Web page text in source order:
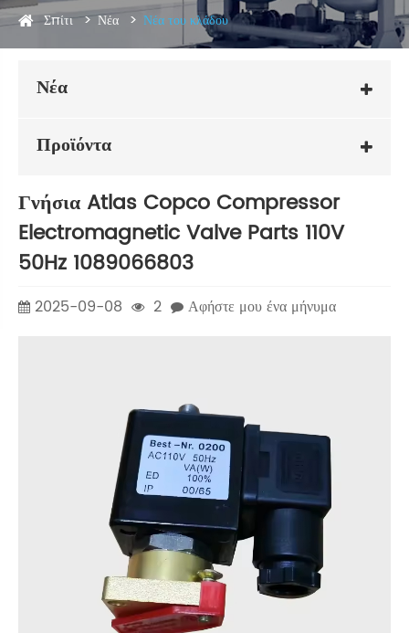
Σπίτι Νέα Νέα του κλάδου
Νέα
Προϊόντα
Γνήσια Atlas Copco Compressor
Electromagnetic Valve Parts 110V
50Hz 1089066803
2025-09-08 2 Αφήστε μου ένα μήνυμα